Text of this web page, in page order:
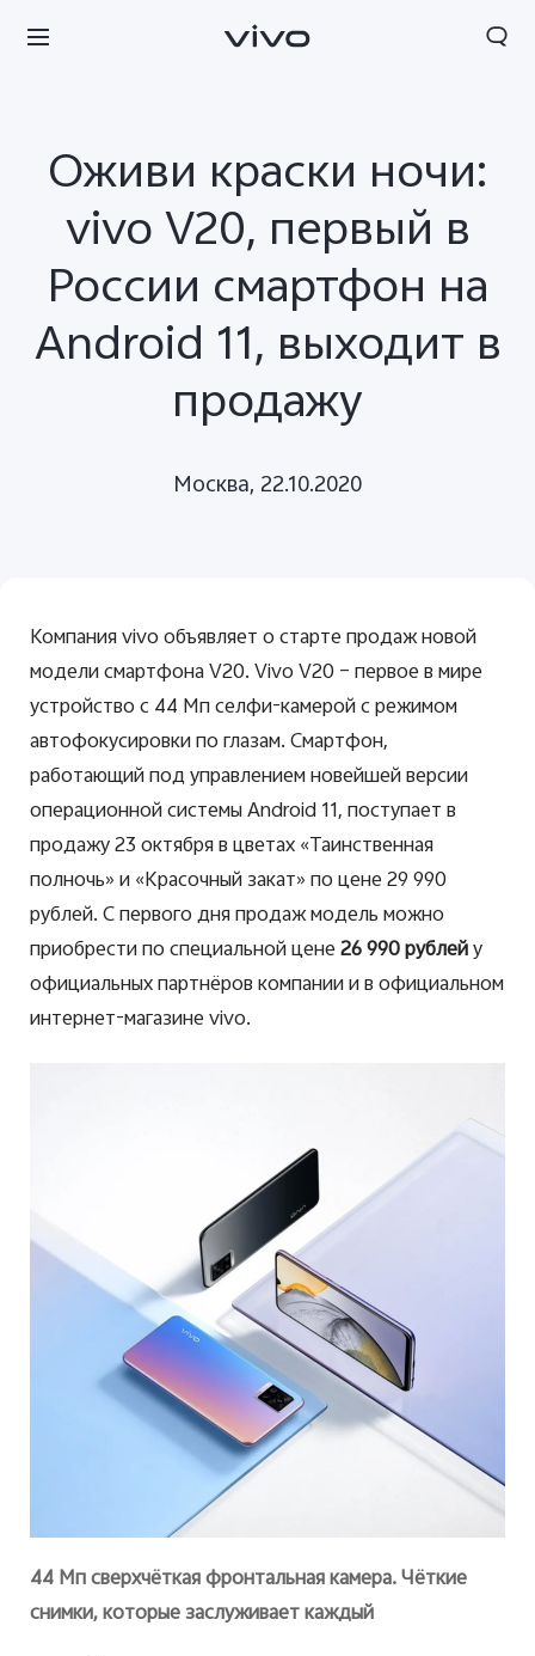
Россия | Выберите страну/регион
Оживи краски ночи:
vivo V20, первый в
России смартфон на
Android 11, выходит в
продажу
Москва, 22.10.2020
Компания vivo объявляет о старте продаж новой
модели смартфонаV20.VivoV20 – первое в мире
устройство с 44 Мп селфи-камерой с режимом
aвтофокусировки по глазам. Смартфон,
работающий под управлением новейшей версии
операционной системыAndroid11, поступает в
продажу 23 октября в цветах «Таинственная
полночь» и «Красочный закат» по цене 29 990
рублей. С первого дня продаж модель можно
приобрести по специальной цене26 990 рублейу
официальных партнёров компании и в официальном
интернет-магазине vivo.
44 Мп сверхчёткая фронтальная камера. Чёткие
снимки, которые заслуживает каждый